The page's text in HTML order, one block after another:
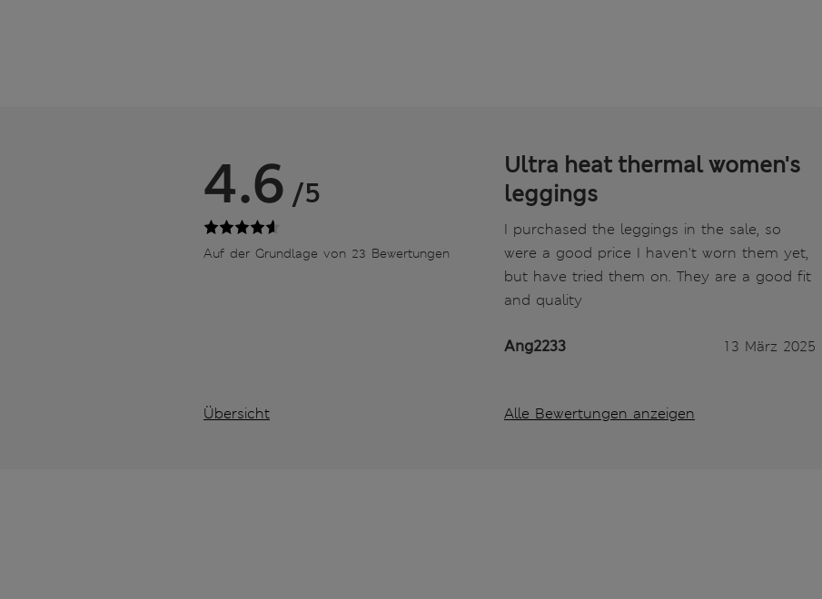
4.6 /5
Auf der Grundlage von 23 Bewertungen
Übersicht
Ultra heat thermal women's
leggings
I purchased the leggings in the sale, so
were a good price I haven't worn them yet,
but have tried them on. They are a good fit
and quality
Ang2233 13 März 2025
Alle Bewertungen anzeigen